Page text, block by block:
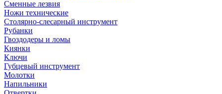
Сменные лезвия
Ножи технические
Столярно-слесарный инструмент
Рубанки
Гвоздодеры и ломы
Киянки
Ключи
Губцевый инструмент
Молотки
Напильники